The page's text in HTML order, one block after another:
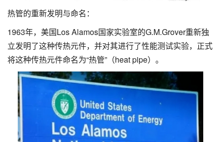
热管的重新发明与命名：
1963年，美国Los Alamos国家实验室的G.M.Grover重新独
立发明了这种传热元件，并对其进行了性能测试实验，正式
将这种传热元件命名为“热管”（heat pipe）。